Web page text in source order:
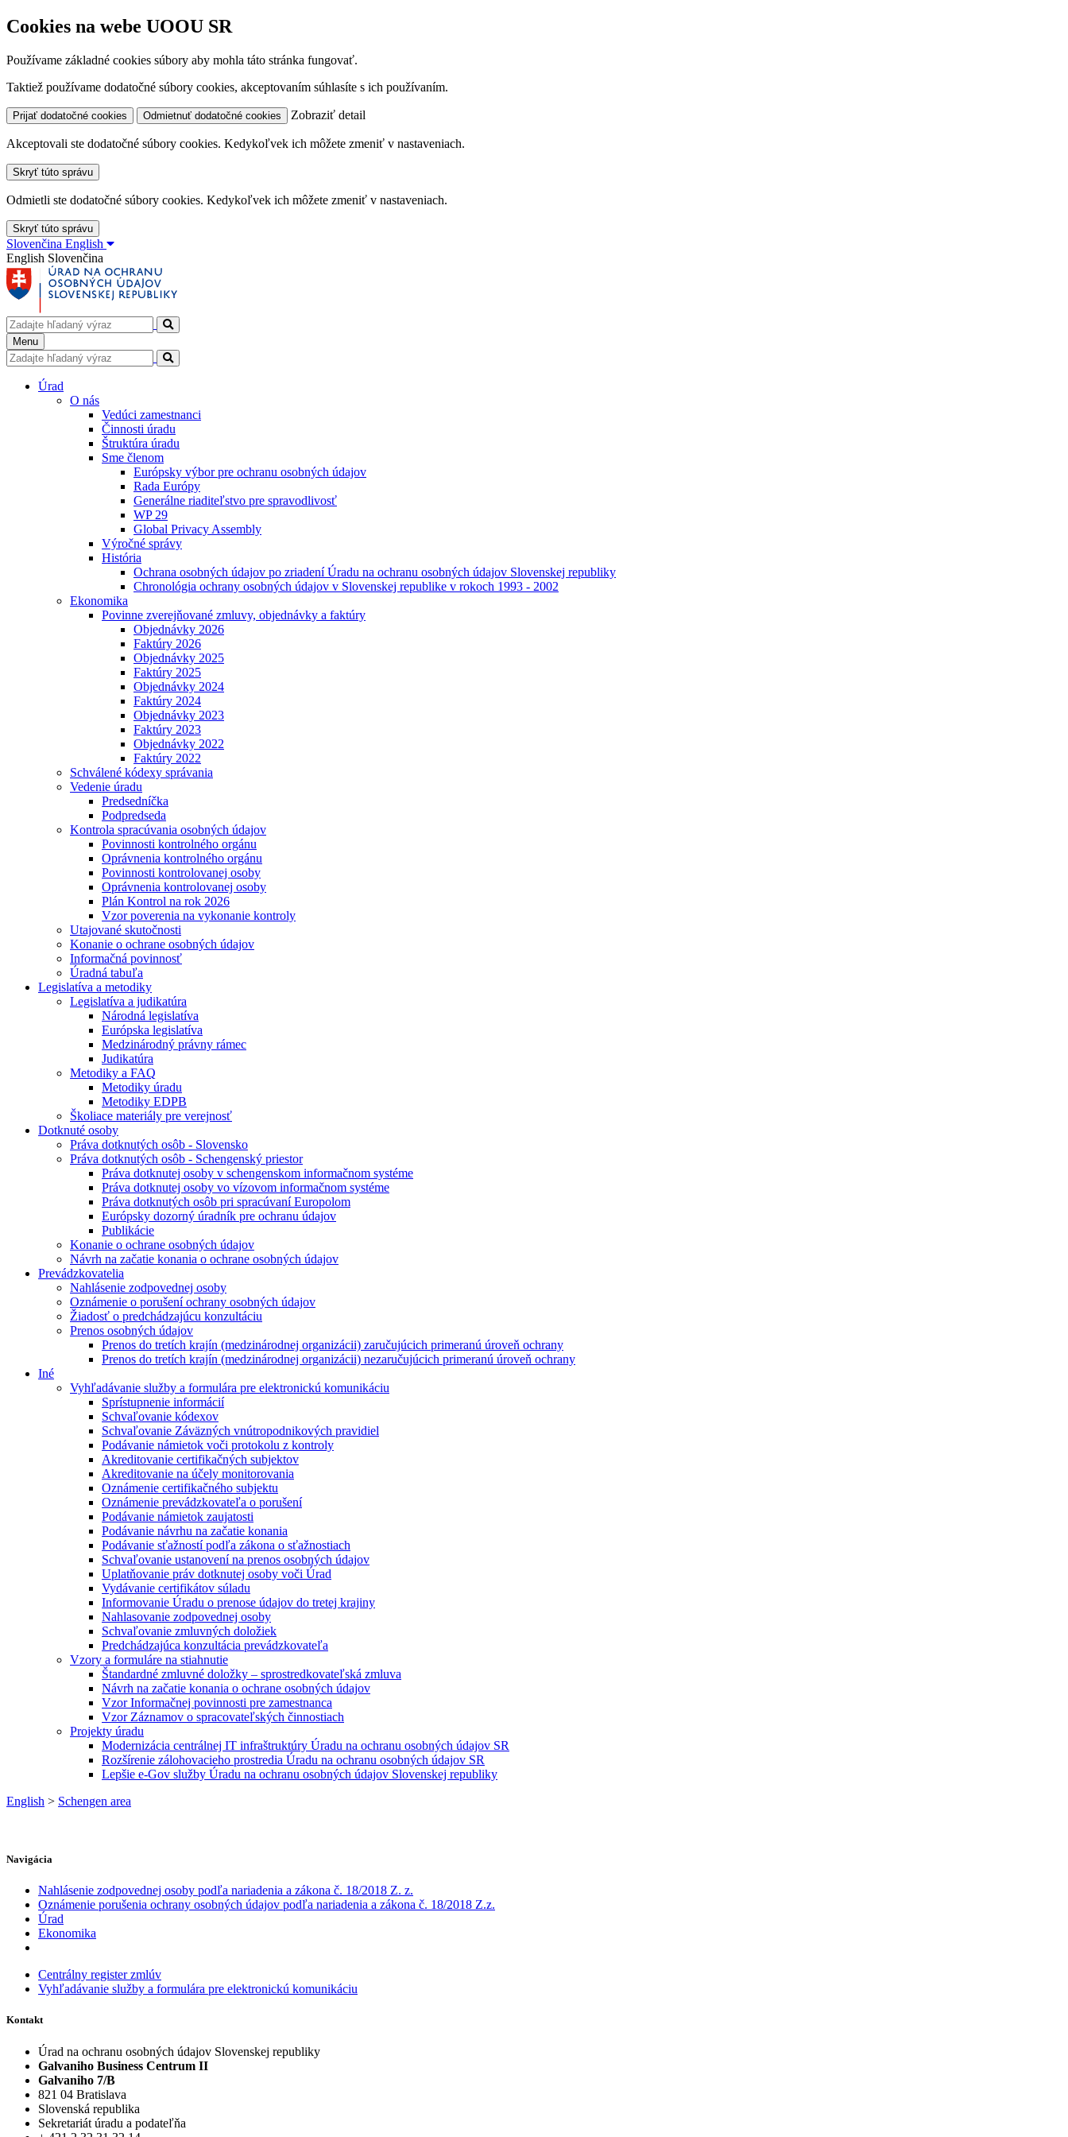
Cookies na webe UOOU SR
Používame základné cookies súbory aby mohla táto stránka fungovať.
Taktiež používame dodatočné súbory cookies, akceptovaním súhlasíte s ich používaním.
Prijať dodatočné cookies Odmietnuť dodatočné cookies Zobraziť detail
Akceptovali ste dodatočné súbory cookies. Kedykoľvek ich môžete zmeniť v nastaveniach.
Skryť túto správu
Odmietli ste dodatočné súbory cookies. Kedykoľvek ich môžete zmeniť v nastaveniach.
Skryť túto správu
Slovenčina English
English Slovenčina
Menu
Úrad
O nás
Vedúci zamestnanci
Činnosti úradu
Štruktúra úradu
Sme členom
Európsky výbor pre ochranu osobných údajov
Rada Európy
Generálne riaditeľstvo pre spravodlivosť
WP 29
Global Privacy Assembly
Výročné správy
História
Ochrana osobných údajov po zriadení Úradu na ochranu osobných údajov Slovenskej republiky
Chronológia ochrany osobných údajov v Slovenskej republike v rokoch 1993 - 2002
Ekonomika
Povinne zverejňované zmluvy, objednávky a faktúry
Objednávky 2026
Faktúry 2026
Objednávky 2025
Faktúry 2025
Objednávky 2024
Faktúry 2024
Objednávky 2023
Faktúry 2023
Objednávky 2022
Faktúry 2022
Schválené kódexy správania
Vedenie úradu
Predsedníčka
Podpredseda
Kontrola spracúvania osobných údajov
Povinnosti kontrolného orgánu
Oprávnenia kontrolného orgánu
Povinnosti kontrolovanej osoby
Oprávnenia kontrolovanej osoby
Plán Kontrol na rok 2026
Vzor poverenia na vykonanie kontroly
Utajované skutočnosti
Konanie o ochrane osobných údajov
Informačná povinnosť
Úradná tabuľa
Legislatíva a metodiky
Legislatíva a judikatúra
Národná legislatíva
Európska legislatíva
Medzinárodný právny rámec
Judikatúra
Metodiky a FAQ
Metodiky úradu
Metodiky EDPB
Školiace materiály pre verejnosť
Dotknuté osoby
Práva dotknutých osôb - Slovensko
Práva dotknutých osôb - Schengenský priestor
Práva dotknutej osoby v schengenskom informačnom systéme
Práva dotknutej osoby vo vízovom informačnom systéme
Práva dotknutých osôb pri spracúvaní Europolom
Európsky dozorný úradník pre ochranu údajov
Publikácie
Konanie o ochrane osobných údajov
Návrh na začatie konania o ochrane osobných údajov
Prevádzkovatelia
Nahlásenie zodpovednej osoby
Oznámenie o porušení ochrany osobných údajov
Žiadosť o predchádzajúcu konzultáciu
Prenos osobných údajov
Prenos do tretích krajín (medzinárodnej organizácii) zaručujúcich primeranú úroveň ochrany
Prenos do tretích krajín (medzinárodnej organizácii) nezaručujúcich primeranú úroveň ochrany
Iné
Vyhľadávanie služby a formulára pre elektronickú komunikáciu
Sprístupnenie informácií
Schvaľovanie kódexov
Schvaľovanie Záväzných vnútropodnikových pravidiel
Podávanie námietok voči protokolu z kontroly
Akreditovanie certifikačných subjektov
Akreditovanie na účely monitorovania
Oznámenie certifikačného subjektu
Oznámenie prevádzkovateľa o porušení
Podávanie námietok zaujatosti
Podávanie návrhu na začatie konania
Podávanie sťažností podľa zákona o sťažnostiach
Schvaľovanie ustanovení na prenos osobných údajov
Uplatňovanie práv dotknutej osoby voči Úrad
Vydávanie certifikátov súladu
Informovanie Úradu o prenose údajov do tretej krajiny
Nahlasovanie zodpovednej osoby
Schvaľovanie zmluvných doložiek
Predchádzajúca konzultácia prevádzkovateľa
Vzory a formuláre na stiahnutie
Štandardné zmluvné doložky – sprostredkovateľská zmluva
Návrh na začatie konania o ochrane osobných údajov
Vzor Informačnej povinnosti pre zamestnanca
Vzor Záznamov o spracovateľských činnostiach
Projekty úradu
Modernizácia centrálnej IT infraštruktúry Úradu na ochranu osobných údajov SR
Rozšírenie zálohovacieho prostredia Úradu na ochranu osobných údajov SR
Lepšie e-Gov služby Úradu na ochranu osobných údajov Slovenskej republiky
English > Schengen area
Navigácia
Nahlásenie zodpovednej osoby podľa nariadenia a zákona č. 18/2018 Z. z.
Oznámenie porušenia ochrany osobných údajov podľa nariadenia a zákona č. 18/2018 Z.z.
Úrad
Ekonomika
Centrálny register zmlúv
Vyhľadávanie služby a formulára pre elektronickú komunikáciu
Kontakt
Úrad na ochranu osobných údajov Slovenskej republiky
Galvaniho Business Centrum II
Galvaniho 7/B
821 04 Bratislava
Slovenská republika
Sekretariát úradu a podateľňa